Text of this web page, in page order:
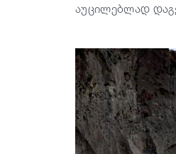
აუცილებლად